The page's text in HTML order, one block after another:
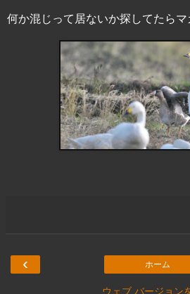
何か混じって居ないか探してたら
‹ ホーム
ウェブ バージョン